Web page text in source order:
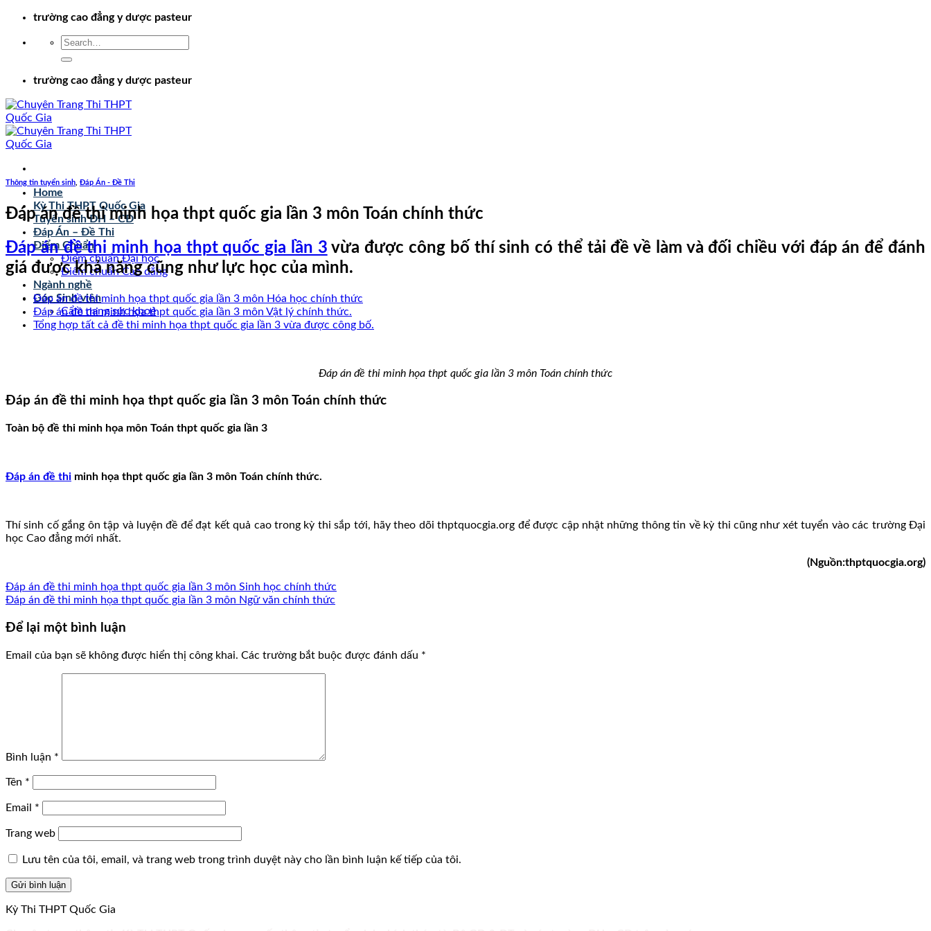
Chuyểntrường cao đẳng y dược pasteur
trường cao đẳng y dược pasteur
Home
Kỳ Thi THPT Quốc Gia
Tuyển sinh ĐH – CĐ
Đáp Án – Đề Thi
Điểm Chuẩn
Điểm chuẩn Đại học
Điểm chuẩn Cao đẳng
Ngành nghề
Góc Sinh viên
Cẩm nang sức khoẻ
Thông tin tuyển sinh Đáp Án - Đề Thi
Đáp án đề thi minh họa thpt quốc gia lần 3 môn Toán chính thức
Đáp án đề thi minh họa thpt quốc gia lần 3 vừa được công bố thí sinh có thể tải đề về làm và đối chiều với đáp án để đánh
giá được khả năng cũng như lực học của mình.
Đáp án đề thi minh họa thpt quốc gia lần 3 môn Hóa học chính thức
Đáp án đề thi minh họa thpt quốc gia lần 3 môn Vật lý chính thức.
Tổng hợp tất cả đề thi minh họa thpt quốc gia lần 3 vừa được công bố.
Đáp án đề thi minh họa thpt quốc gia lần 3 môn Toán chính thức
Đáp án đề thi minh họa thpt quốc gia lần 3 môn Toán chính thức
Toàn bộ đề thi minh họa môn Toán thpt quốc gia lần 3
Đáp án đề thi minh họa thpt quốc gia lần 3 môn Toán chính thức.
Thí sinh cố gắng ôn tập và luyện đề để đạt kết quả cao trong kỳ thi sắp tới, hãy theo dõi thptquocgia.org để được cập nhật những thông tin về kỳ thi cũng như xét tuyển vào các trường Đại
học Cao đẳng mới nhất.
(Nguồn:thptquocgia.org)
Đáp án đề thi minh họa thpt quốc gia lần 3 môn Sinh học chính thức
Đáp án đề thi minh họa thpt quốc gia lần 3 môn Ngữ văn chính thức
Để lại một bình luận
Email của bạn sẽ không được hiển thị công khai. Các trường bắt buộc được đánh dấu *
Bình luận *
Tên *
Email *
Trang web
Lưu tên của tôi, email, và trang web trong trình duyệt này cho lần bình luận kế tiếp của tôi.
Kỳ Thi THPT Quốc Gia